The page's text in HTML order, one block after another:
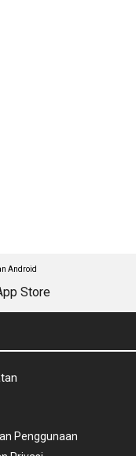
Android
Penggunaan